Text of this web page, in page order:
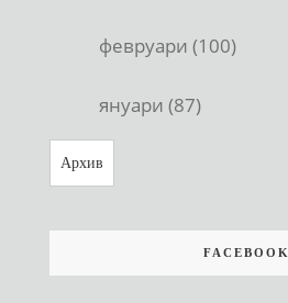
февруари (100)
януари (87)
Архив
FACEBOOK